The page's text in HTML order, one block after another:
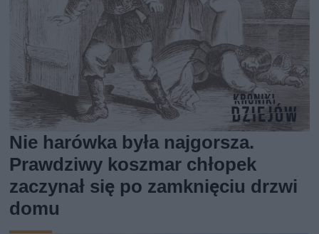
Nie harówka była najgorsza.
Prawdziwy koszmar chłopek
zaczynał się po zamknięciu drzwi
domu